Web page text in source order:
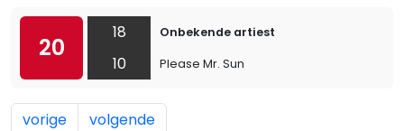
20
18
10
Onbekende artiest
Please Mr. Sun
vorige volgende